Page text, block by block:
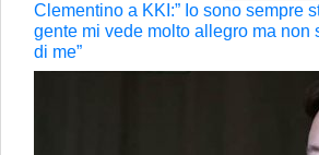
Clementino a KKI:” Io sono sempre
gente mi vede molto allegro ma non
di me”